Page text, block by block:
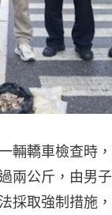
輛轎車檢查時
兩公斤，由男
採取強制措施